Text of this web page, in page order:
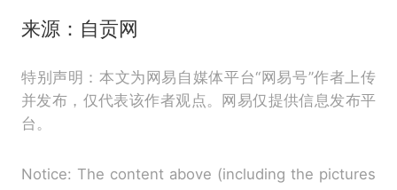
来源：自贡网
特别声明：本文为网易自媒体平台“网易号”作者上传
并发布，仅代表该作者观点。网易仅提供信息发布平
台。
Notice: The content above (including the pictures